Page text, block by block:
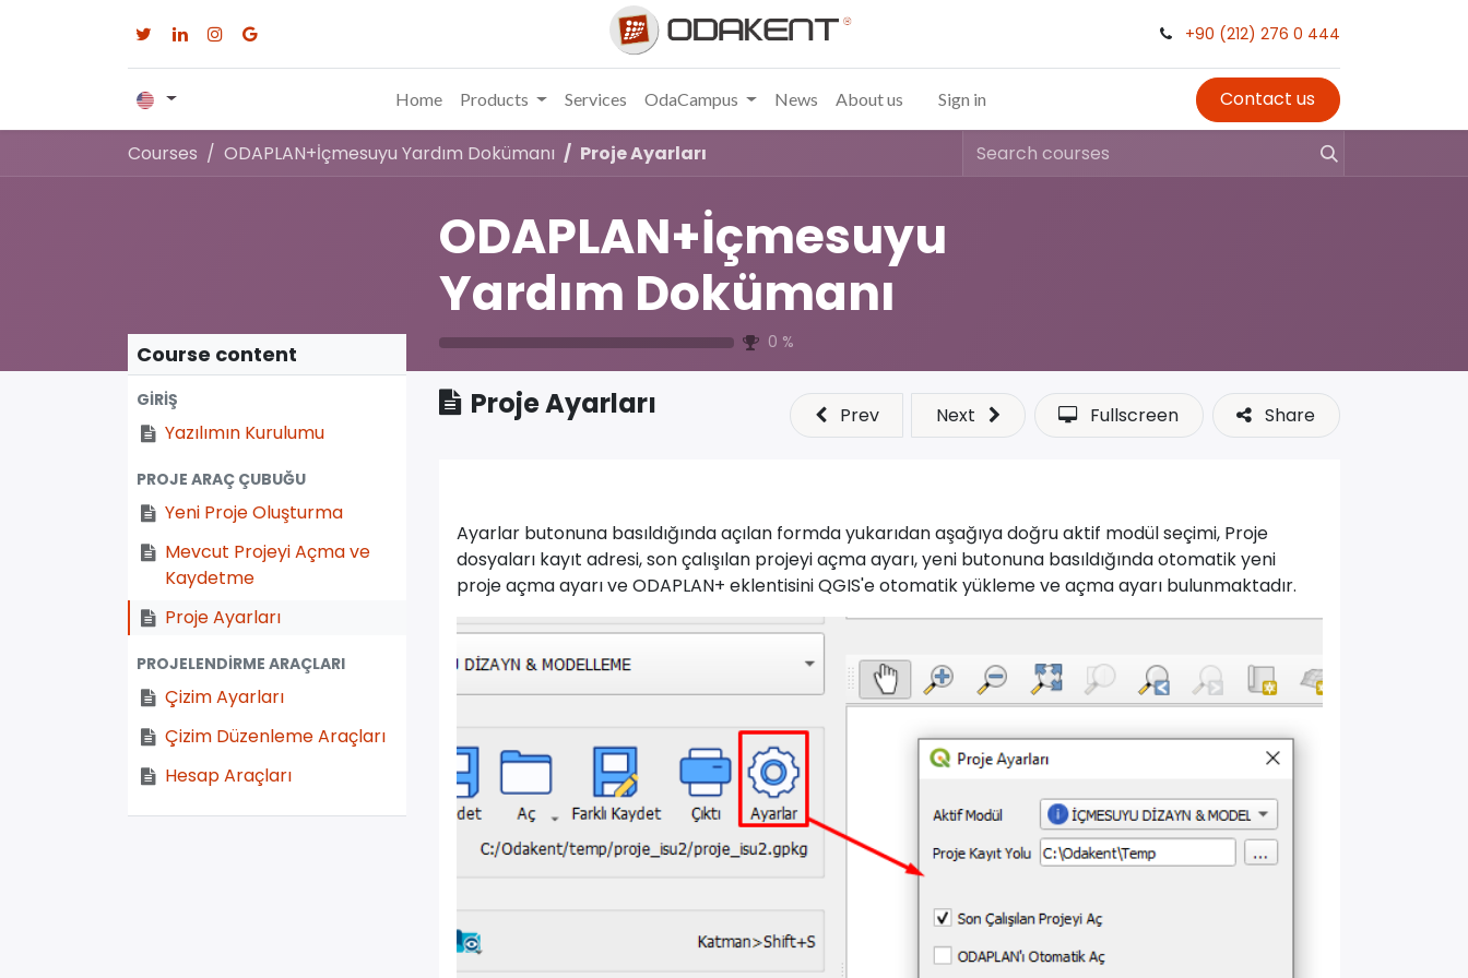
+90 (212) 276 0 444
Home Products Services OdaCampus News About us Sign in Contact us
Courses ODAPLAN+İçmesuyu Yardım Dokümanı Proje Ayarları
ODAPLAN+İçmesuyu
Yardım Dokümanı
0 %
Course content
GİRİŞ
Yazılımın Kurulumu
PROJE ARAÇ ÇUBUĞU
Yeni Proje Oluşturma
Mevcut Projeyi Açma ve
Kaydetme
Proje Ayarları
PROJELENDİRME ARAÇLARI
Çizim Ayarları
Çizim Düzenleme Araçları
Hesap Araçları
Proje Ayarları Prev Next Fullscreen Share
Ayarlar butonuna basıldığında açılan formda yukarıdan aşağıya doğru aktif modül seçimi, Proje
dosyaları kayıt adresi, son çalışılan projeyi açma ayarı, yeni butonuna basıldığında otomatik yeni
proje açma ayarı ve ODAPLAN+ eklentisini QGIS'e otomatik yükleme ve açma ayarı bulunmaktadır.